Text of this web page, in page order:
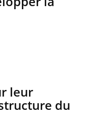
leur
du
parfois chez les soignants.